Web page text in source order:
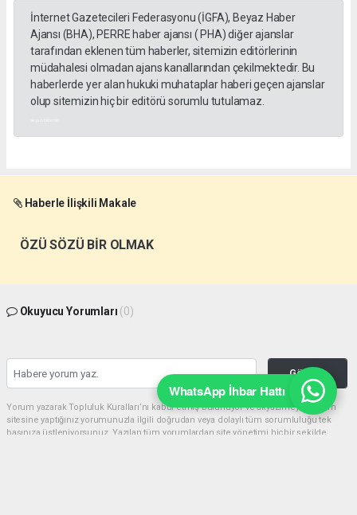
İnternet Gazetecileri Federasyonu (İGFA), Beyaz Haber
Ajansı (BHA), PERRE haber ajansı ( PHA) diğer ajanslar
tarafından eklenen tüm haberler, sitemizin editörlerinin
müdahalesi olmadan ajans kanallarından çekilmektedir. Bu
haberlerde yer alan hukuki muhataplar haberi geçen ajanslar
olup sitemizin hiç bir editörü sorumlu tutulamaz.
Haberle İlişkili Makale
ÖZÜ SÖZÜ BİR OLMAK
Okuyucu Yorumları (0)
Gönder
Yorum yazarak Topluluk Kuralları’nı kabul etmiş bulunuyor ve akyazimeydan.com
sitesine yaptığınız yorumunuzla ilgili doğrudan veya dolaylı tüm sorumluluğu tek
başınıza üstleniyorsunuz. Yazılan tüm yorumlardan site yönetimi hiçbir şekilde
WhatsApp İhbar Hattı